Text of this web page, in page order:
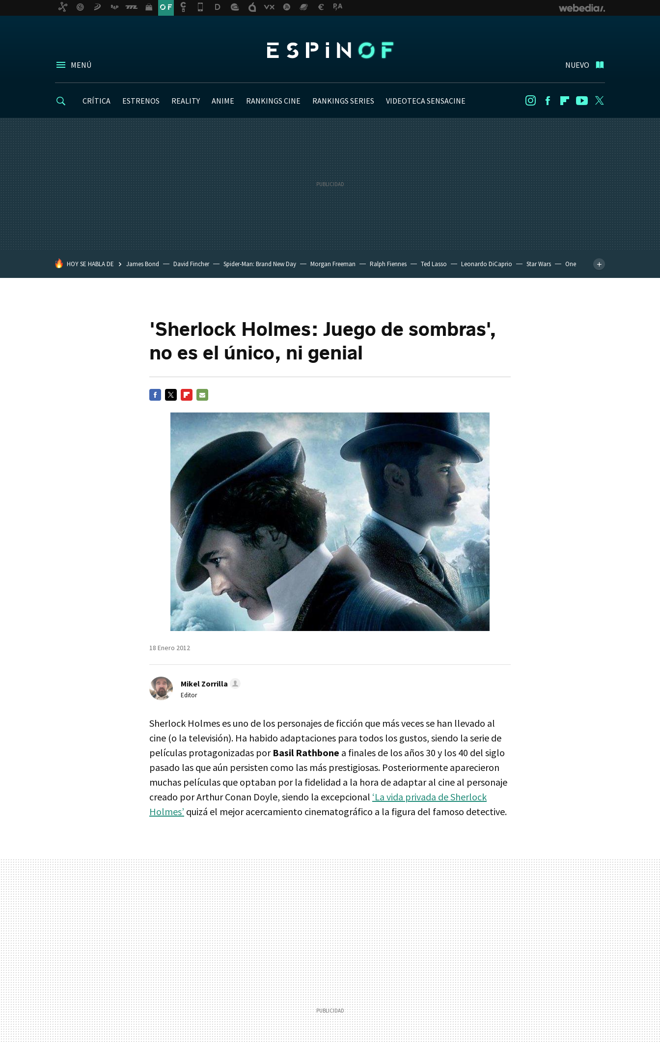
MENÚ NUEVO
CRÍTICA ESTRENOS REALITY ANIME RANKINGS CINE RANKINGS SERIES VIDEOTECA SENSACINE InstagramFacebookFlipboard
Youtube
HOY SE HABLA DE James Bond David Fincher Spider-Man: Brand New Day Morgan Freeman Ralph Fiennes Ted Lasso Leonardo DiCaprio Star Wars
One
'Sherlock Holmes: Juego de sombras',
no es el único, ni genial
MAIL
18 Enero 2012
Mikel Zorrilla
Editor
Sherlock Holmes es uno de los personajes de ficción que más veces se han llevado al
cine (o la televisión). Ha habido adaptaciones para todos los gustos, siendo la serie de
películas protagonizadas por Basil Rathbone a finales de los años 30 y los 40 del siglo
pasado las que aún persisten como las más prestigiosas. Posteriormente aparecieron
muchas películas que optaban por la fidelidad a la hora de adaptar al cine al personaje
creado por Arthur Conan Doyle, siendo la excepcional ‘La vida privada de Sherlock
Holmes’ quizá el mejor acercamiento cinematográfico a la figura del famoso detective.